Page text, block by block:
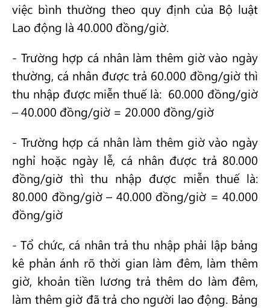
việc bình thường theo quy định của Bộ luật
Lao động là 40.000 đồng/giờ.
- Trường hợp cá nhân làm thêm giờ vào ngày
thường, cá nhân được trả 60.000 đồng/giờ thì
thu nhập được miễn thuế là: 60.000 đồng/giờ
– 40.000 đồng/giờ = 20.000 đồng/giờ
- Trường hợp cá nhân làm thêm giờ vào ngày
nghỉ hoặc ngày lễ, cá nhân được trả 80.000
đồng/giờ thì thu nhập được miễn thuế là:
80.000 đồng/giờ – 40.000 đồng/giờ = 40.000
đồng/giờ
- Tổ chức, cá nhân trả thu nhập phải lập bảng
kê phản ánh rõ thời gian làm đêm, làm thêm
giờ, khoản tiền lương trả thêm do làm đêm,
làm thêm giờ đã trả cho người lao động. Bảng